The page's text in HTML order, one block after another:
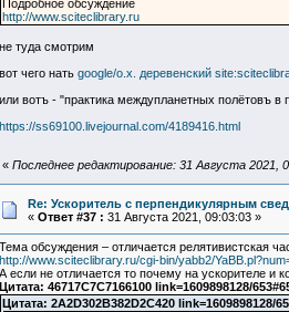
Подробное обсуждение
http://www.sciteclibrary.ru
не туда смотрим
вот чего нать google/о.х. деревенский
или вотъ - "практика междупланетных полётовъ в
https://ss69100.livejournal.com/4189416.html
« Последнее редактирование: 31 Августа 2021,
Re: Ускоритель с перпендикулярным
« Ответ #37 : 31 Августа 2021, 09:03:03 »
Тема обсуждения – отличается релятивистская
http://www.sciteclibrary.ru/cgi-bin/yabb2/
А если не отличается то почему на ускорителе и
Цитата: 46717C7C7166100 link=1609898128/
Цитата: 2A2D302B382D2C420 link=1609898128/